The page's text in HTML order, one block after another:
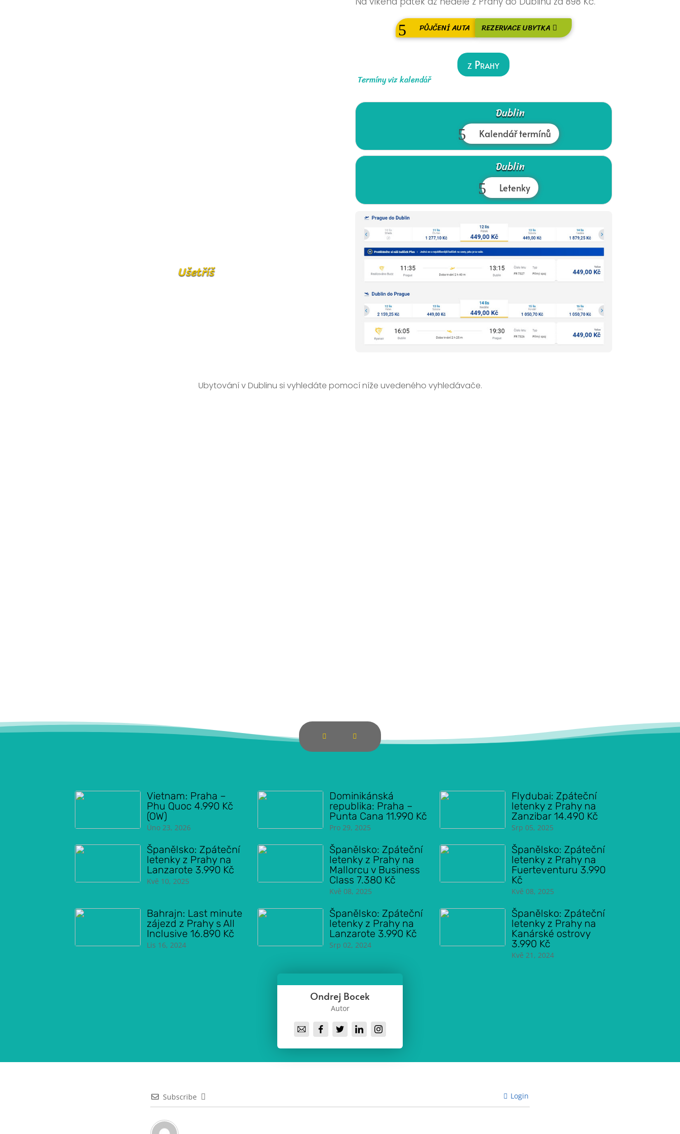
Ušetříš
PŮJČENÍ AUTA REZERVACE UBYTKA
z Prahy
Termíny viz kalendář
Dublin
Kalendář termínů
Dublin
Letenky
Ubytování v Dublinu si vyhledáte pomocí níže uvedeného vyhledávače.
Vietnam: Praha –
Phu Quoc 4.990 Kč
(OW)
Úno 23, 2026
Dominikánská
republika: Praha –
Punta Cana 11.990 Kč
Pro 29, 2025
Flydubai: Zpáteční
letenky z Prahy na
Zanzibar 14.490 Kč
Srp 05, 2025
Španělsko: Zpáteční
letenky z Prahy na
Lanzarote 3.990 Kč
Kvě 10, 2025
Španělsko: Zpáteční
letenky z Prahy na
Mallorcu v Business
Class 7.380 Kč
Kvě 08, 2025
Španělsko: Zpáteční
letenky z Prahy na
Fuerteventuru 3.990
Kč
Kvě 08, 2025
Bahrajn: Last minute
zájezd z Prahy s All
Inclusive 16.890 Kč
Lis 16, 2024
Španělsko: Zpáteční
letenky z Prahy na
Lanzarote 3.990 Kč
Srp 02, 2024
Španělsko: Zpáteční
letenky z Prahy na
Kanárské ostrovy
3.990 Kč
Kvě 21, 2024
Ondrej Bocek
Autor
Subscribe Login